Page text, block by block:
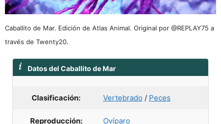
Caballito de Mar. Edición de Atlas Animal. Original por @REPLAY75 a
través de Twenty20.
Datos del Caballito de Mar
Clasificación: Vertebrado / Peces
Reproducción: Ovíparo